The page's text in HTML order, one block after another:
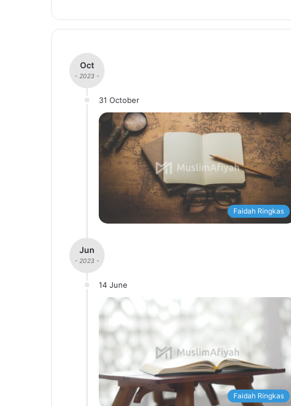
Oct
- 2023 -
31 October
Faidah Ringkas
Jun
- 2023 -
14 June
Faidah Ringkas